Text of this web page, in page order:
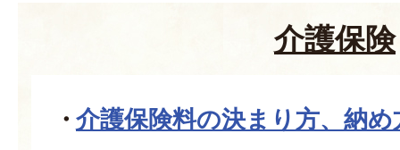
介護保険
介護保険料の決まり方、納め